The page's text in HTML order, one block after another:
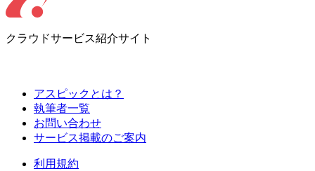
クラウドサービス紹介サイト
アスピックとは？
執筆者一覧
お問い合わせ
サービス掲載のご案内
利用規約